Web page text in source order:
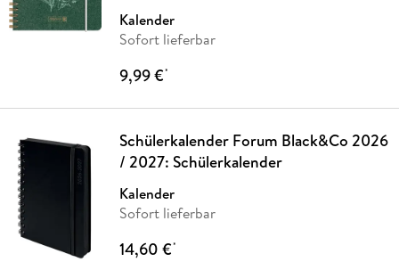
Kalender
Sofort lieferbar
9,99 €*
Schülerkalender Forum Black&Co 2026
/ 2027: Schülerkalender
Kalender
Sofort lieferbar
14,60 €*